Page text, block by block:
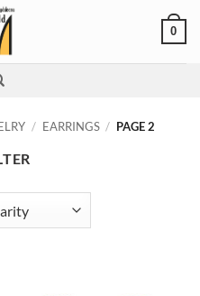
0
/ EARRINGS / PAGE 2